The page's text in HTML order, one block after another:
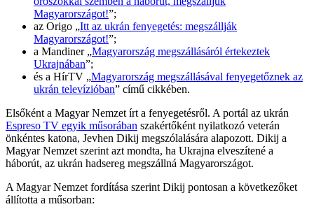
Magyarországot!”;
az Origo „Itt az ukrán fenyegetés: megszállják
Magyarországot!”;
a Mandiner „Magyarország megszállásáról értekeztek
Ukrajnában”;
és a HírTV „Magyarország megszállásával fenyegetőznek az
ukrán televízióban” című cikkében.
Elsőként a Magyar Nemzet írt a fenyegetésről. A portál az ukrán
Espreso TV egyik műsorában szakértőként nyilatkozó veterán
önkéntes katona, Jevhen Dikij megszólalására alapozott. Dikij a
Magyar Nemzet szerint azt mondta, ha Ukrajna elveszítené a
háborút, az ukrán hadsereg megszállná Magyarországot.
A Magyar Nemzet fordítása szerint Dikij pontosan a következőket
állította a műsorban: